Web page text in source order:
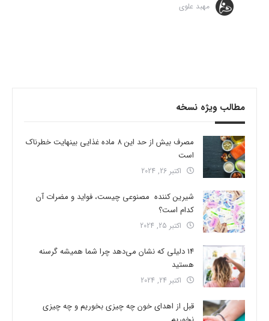
مهبد علوی
مطالب ویژه نسخه
مصرف بیش از حد این 8 ماده غذایی بینهایت خطرناک
است
اکتبر 26, 2024
شیرین کننده مصنوعی چیست، فواید و مضرات آن
کدام است؟
اکتبر 25, 2024
14 دلیلی که نشان می‌دهد چرا شما همیشه گرسنه
هستید
اکتبر 24, 2024
قبل از اهدای خون چه چیزی بخوریم و چه چیزی